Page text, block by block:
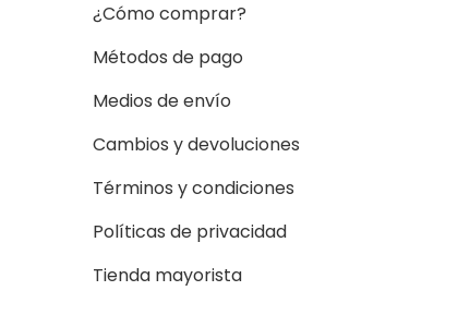
¿Cómo comprar?
Métodos de pago
Medios de envío
Cambios y devoluciones
Términos y condiciones
Políticas de privacidad
Tienda mayorista